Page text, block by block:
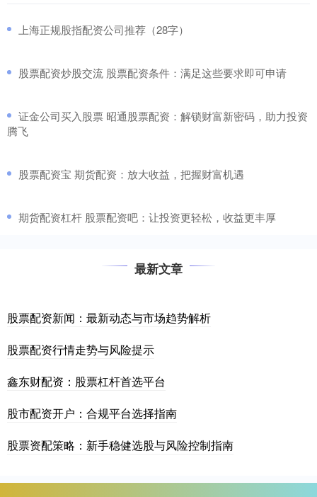
​上海正规股指配资公司推荐（28字）
​股票配资炒股交流 股票配资条件：满足这些要求即可申请
​证金公司买入股票 昭通股票配资：解锁财富新密码，助力投资
腾飞
​股票配资宝 期货配资：放大收益，把握财富机遇
​期货配资杠杆 股票配资吧：让投资更轻松，收益更丰厚
最新文章
股票配资新闻：最新动态与市场趋势解析
股票配资行情走势与风险提示
鑫东财配资：股票杠杆首选平台
股市配资开户：合规平台选择指南
股票资配策略：新手稳健选股与风险控制指南